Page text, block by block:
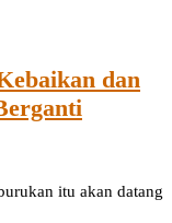
dan
itu akan datang